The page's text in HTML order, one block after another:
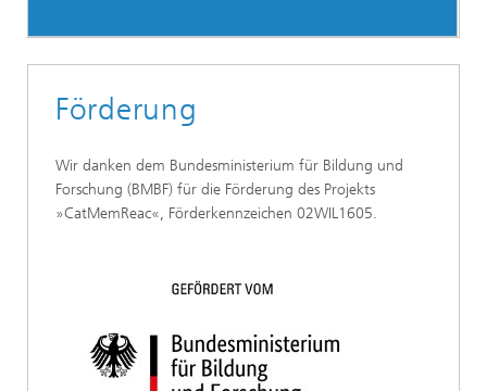
Förderung
Wir danken dem Bundesministerium für Bildung und
Forschung (BMBF) für die Förderung des Projekts
»CatMemReac«, Förderkennzeichen 02WIL1605.